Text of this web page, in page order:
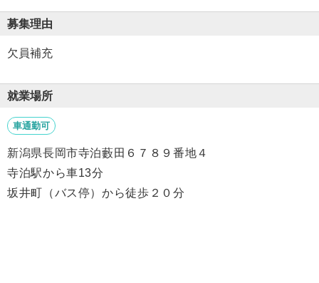
募集理由
欠員補充
就業場所
車通勤可
新潟県長岡市寺泊藪田６７８９番地４
寺泊駅から車13分
坂井町（バス停）から徒歩２０分